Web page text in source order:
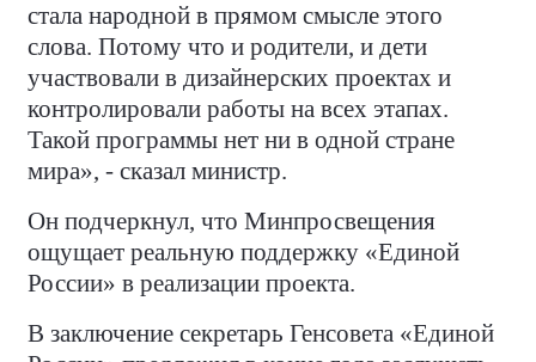
стала народной в прямом смысле этого
слова. Потому что и родители, и дети
участвовали в дизайнерских проектах и
контролировали работы на всех этапах.
Такой программы нет ни в одной стране
мира», - сказал министр.
Он подчеркнул, что Минпросвещения
ощущает реальную поддержку «Единой
России» в реализации проекта.
В заключение секретарь Генсовета «Единой